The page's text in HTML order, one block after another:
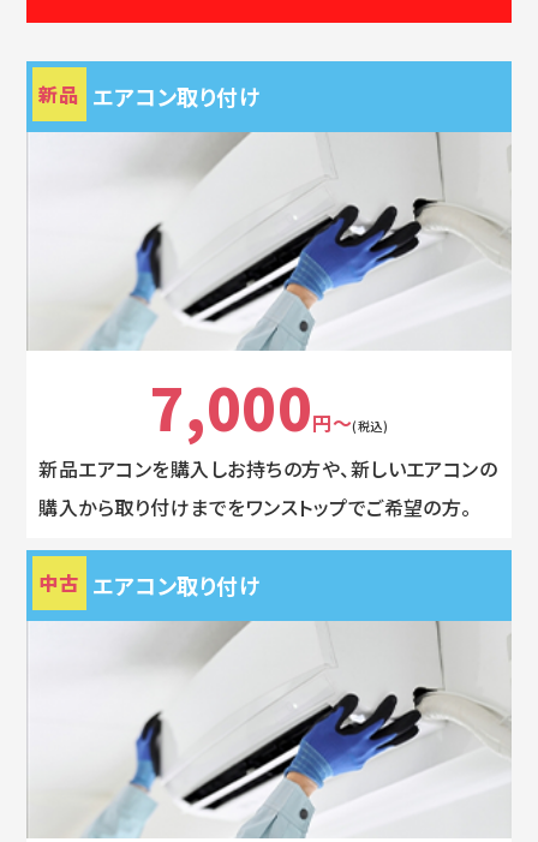
新品 エアコン取り付け
7,000円～(税込)
新品エアコンを購入しお持ちの方や、新しいエアコンの
購入から取り付けまでをワンストップでご希望の方。
中古 エアコン取り付け